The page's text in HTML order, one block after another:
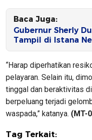
Baca Juga:
Gubernur Sherly
Tampil di Istana
“Harap diperhatikan
pelayaran. Selain itu,
tinggal dan beraktivitas
berpeluang terjadi
waspada,” katanya. (MT-
Tag Terkait: